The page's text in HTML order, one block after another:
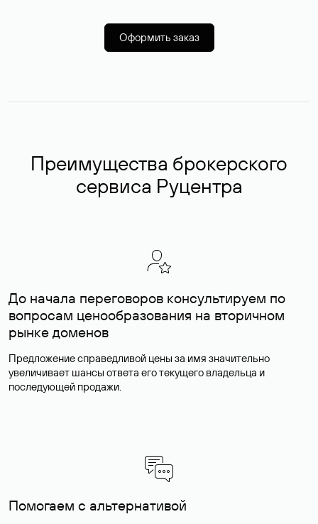
Оформить заказ
Преимущества брокерского
сервиса Руцентра
До начала переговоров консультируем по
вопросам ценообразования на вторичном
рынке доменов
Предложение справедливой цены за имя значительно
увеличивает шансы ответа его текущего владельца и
последующей продажи.
Помогаем с альтернативой